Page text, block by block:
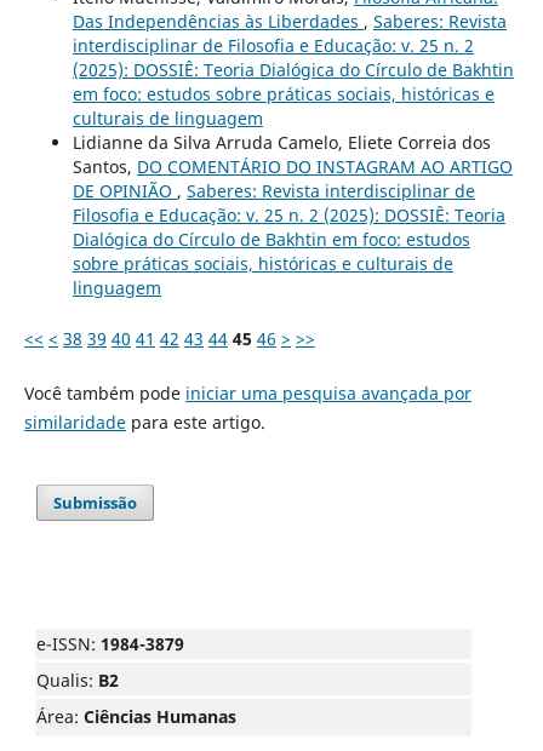
Das Independências às Liberdades , Saberes: Revista
interdisciplinar de Filosofia e Educação: v. 25 n. 2
(2025): DOSSIÊ: Teoria Dialógica do Círculo de Bakhtin
em foco: estudos sobre práticas sociais, históricas e
culturais de linguagem
Lidianne da Silva Arruda Camelo, Eliete Correia dos
Santos, DO COMENTÁRIO DO INSTAGRAM AO ARTIGO
DE OPINIÃO , Saberes: Revista interdisciplinar de
Filosofia e Educação: v. 25 n. 2 (2025): DOSSIÊ: Teoria
Dialógica do Círculo de Bakhtin em foco: estudos
sobre práticas sociais, históricas e culturais de
linguagem
<< < 38 39 40 41 42 43 44 45 46 > >>
Você também pode iniciar uma pesquisa avançada por
similaridadepara este artigo.
Submissão
e-ISSN: 1984-3879
Qualis: B2
Área: Ciências Humanas